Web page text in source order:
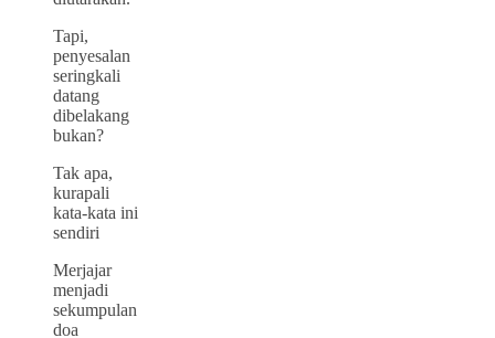
Tapi,
penyesalan
seringkali
datang
dibelakang
bukan?
Tak apa,
kurapali
kata-kata ini
sendiri
Merjajar
menjadi
sekumpulan
doa